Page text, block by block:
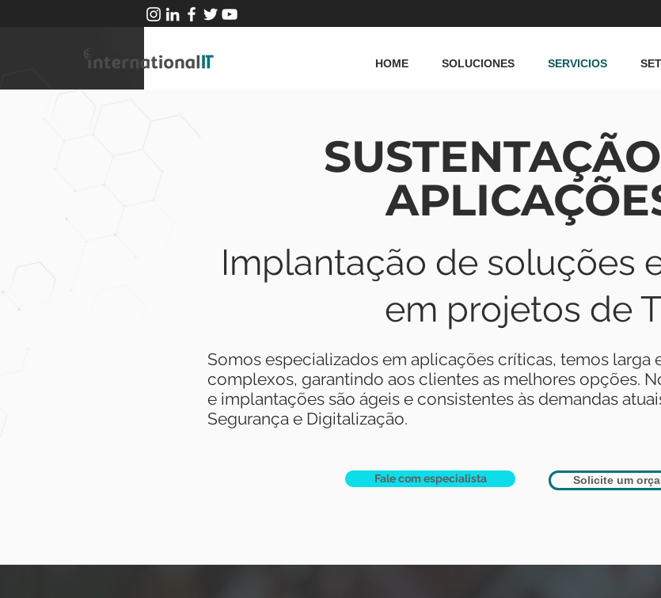
HOME SOLUCIONES SERVICIOS
Implantação de soluções
em projetos de
Somos especializados em aplicações críticas, temos larga
complexos, garantindo aos clientes as melhores opções.
e implantações são ágeis e consistentes às demandas
Segurança e Digitalização.​
Fale com especialista Solicite um